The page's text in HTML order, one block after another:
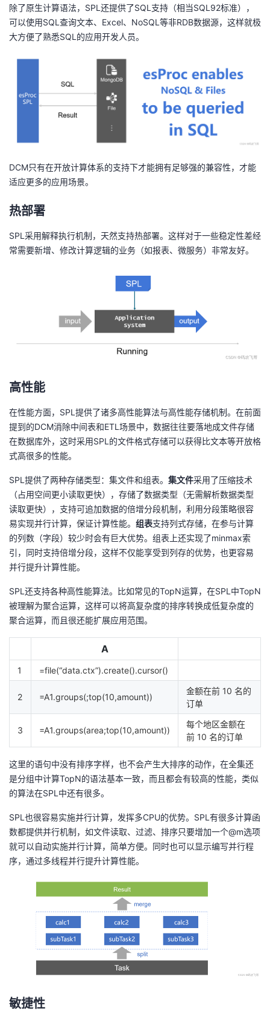
除了原生计算语法，SPL还提供了SQL支持（相当SQL92标准），
可以使用SQL查询文本、Excel、NoSQL等非RDB数据源，这样就极
大方便了熟悉SQL的应用开发人员。
DCM只有在开放计算体系的支持下才能拥有足够强的兼容性，才能
适应更多的应用场景。
热部署
SPL采用解释执行机制，天然支持热部署。这样对于一些稳定性差经
常需要新增、修改计算逻辑的业务（如报表、微服务）非常友好。
高性能
在性能方面，SPL提供了诸多高性能算法与高性能存储机制。在前面
提到的DCM消除中间表和ETL场景中，数据往往要落地成文件存储
在数据库外，这时采用SPL的文件格式存储可以获得比文本等开放格
式高很多的性能。
SPL提供了两种存储类型：集文件和组表。 集文件采用了压缩技术
（占用空间更小读取更快），存储了数据类型（无需解析数据类型
读取更快），支持可追加数据的倍增分段机制，利用分段策略很容
易实现并行计算，保证计算性能。 组表支持列式存储，在参与计算
的列数（字段）较少时会有巨大优势。组表上还实现了minmax索
引，同时支持倍增分段，这样不仅能享受到列存的优势，也更容易
并行提升计算性能。
SPL还支持各种高性能算法。比如常见的TopN运算，在SPL中TopN
被理解为聚合运算，这样可以将高复杂度的排序转换成低复杂度的
聚合运算，而且很还能扩展应用范围。
A
1 =file(“data.ctx”).create().cursor()
2 =A1.groups(;top(10,amount))
金额在前 10 名的
订单
3 =A1.groups(area;top(10,amount))
每个地区金额在
前 10 名的订单
这里的语句中没有排序字样，也不会产生大排序的动作，在全集还
是分组中计算TopN的语法基本一致，而且都会有较高的性能，类似
的算法在SPL中还有很多。
SPL也很容易实施并行计算，发挥多CPU的优势。SPL有很多计算函
数都提供并行机制，如文件读取、过滤、排序只要增加一个@m选项
就可以自动实施并行计算，简单方便。同时也可以显示编写并行程
序，通过多线程并行提升计算性能。
敏捷性